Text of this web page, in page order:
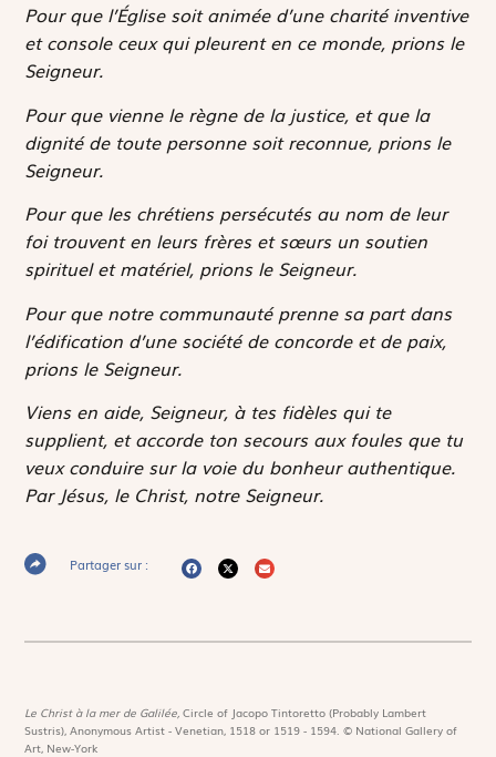
Pour que l’Église soit animée d’une charité inventive
et console ceux qui pleurent en ce monde, prions le
Seigneur.
Pour que vienne le règne de la justice, et que la
dignité de toute personne soit reconnue, prions le
Seigneur.
Pour que les chrétiens persécutés au nom de leur
foi trouvent en leurs frères et sœurs un soutien
spirituel et matériel, prions le Seigneur.
Pour que notre communauté prenne sa part dans
l’édification d’une société de concorde et de paix,
prions le Seigneur.
Viens en aide, Seigneur, à tes fidèles qui te
supplient, et accorde ton secours aux foules que tu
veux conduire sur la voie du bonheur authentique.
Par Jésus, le Christ, notre Seigneur.
Partager sur :
Le Christ à la mer de Galilée,Circle of Jacopo Tintoretto (Probably Lambert
Sustris), Anonymous Artist - Venetian, 1518 or 1519 - 1594. © National Gallery of
Art, New-York